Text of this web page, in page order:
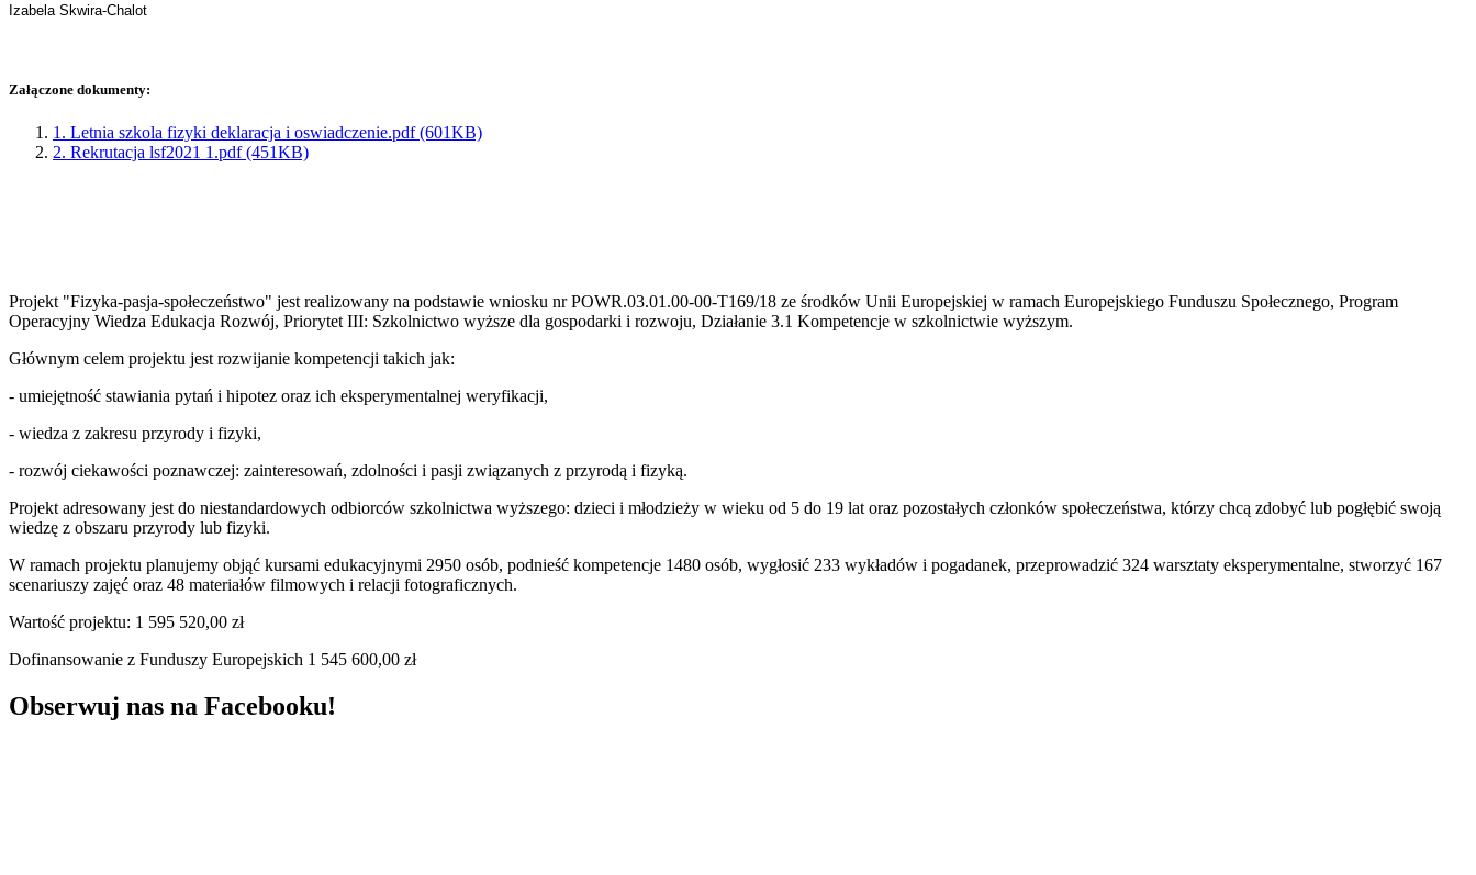
Izabela Skwira-Chalot
Załączone dokumenty:
1. Letnia szkola fizyki deklaracja i oswiadczenie.pdf (601KB)
2. Rekrutacja lsf2021 1.pdf (451KB)
Projekt "Fizyka-pasja-społeczeństwo" jest realizowany na podstawie wniosku nr POWR.03.01.00-00-T169/18 ze środków Unii Europejskiej w ramach Europejskiego Funduszu Społecznego, Program
Operacyjny Wiedza Edukacja Rozwój, Priorytet III: Szkolnictwo wyższe dla gospodarki i rozwoju, Działanie 3.1 Kompetencje w szkolnictwie wyższym.
Głównym celem projektu jest rozwijanie kompetencji takich jak:
- umiejętność stawiania pytań i hipotez oraz ich eksperymentalnej weryfikacji,
- wiedza z zakresu przyrody i fizyki,
- rozwój ciekawości poznawczej: zainteresowań, zdolności i pasji związanych z przyrodą i fizyką.
Projekt adresowany jest do niestandardowych odbiorców szkolnictwa wyższego: dzieci i młodzieży w wieku od 5 do 19 lat oraz pozostałych członków społeczeństwa, którzy chcą zdobyć lub pogłębić swoją
wiedzę z obszaru przyrody lub fizyki.
W ramach projektu planujemy objąć kursami edukacyjnymi 2950 osób, podnieść kompetencje 1480 osób, wygłosić 233 wykładów i pogadanek, przeprowadzić 324 warsztaty eksperymentalne, stworzyć 167
scenariuszy zajęć oraz 48 materiałów filmowych i relacji fotograficznych.
Wartość projektu: 1 595 520,00 zł
Dofinansowanie z Funduszy Europejskich 1 545 600,00 zł
Obserwuj nas na Facebooku!